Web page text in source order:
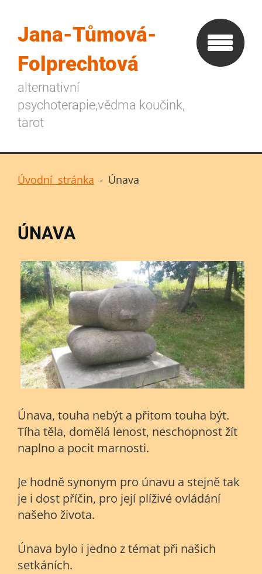
Jana-Tůmová-
Folprechtová
alternativní
psychoterapie,vědma koučink,
tarot
Úvodní stránka - Únava
ÚNAVA
Únava, touha nebýt a přitom touha být.
Tíha těla, domělá lenost, neschopnost žít
naplno a pocit marnosti.
Je hodně synonym pro únavu a stejně tak
je i dost příčin, pro její plíživé ovládání
našeho života.
Únava bylo i jedno z témat při našich
setkáních.